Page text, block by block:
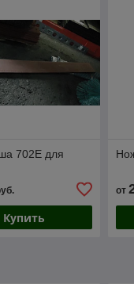
702Е для
Купить
от